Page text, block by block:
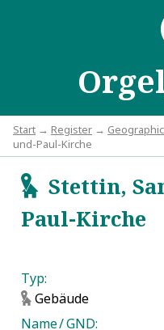
Start → Register →
und-Paul-Kirche
gStettin,
Paul-Kirche
Typ:
gGebäude
Name / GND: